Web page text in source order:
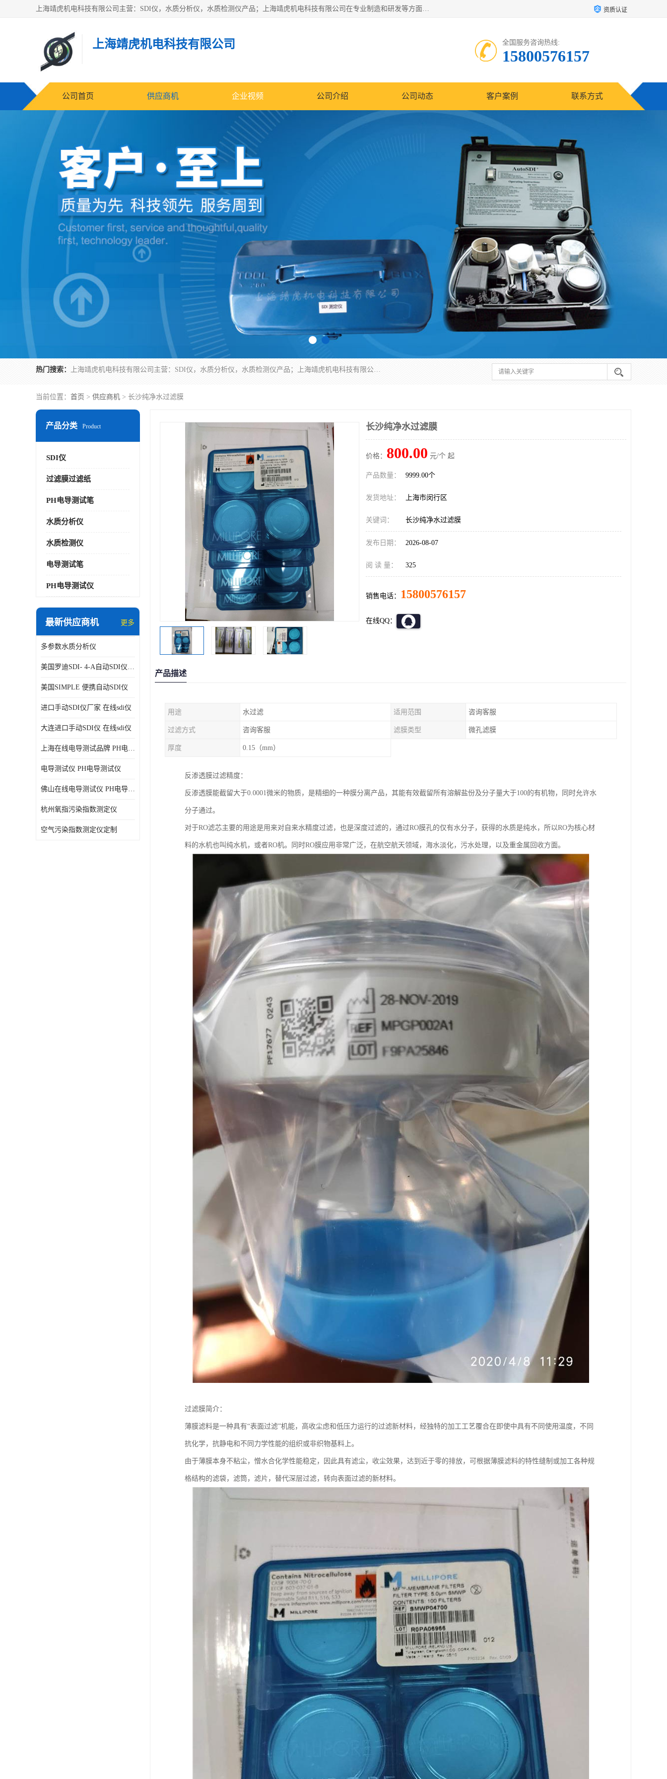
上海靖虎机电科技有限公司主营：SDI仪，水质分析仪，水质检测仪产品；上海靖虎机电科技有限公司在专业制造和研发等方面的强大的平台优势，利用自身在自动化仪表、自控系统及环保监测仪器的专长，以优良的技术，优越的产品质量和良好的服务质量与广大客户真诚合作。 资质认证
上海靖虎机电科技有限公司 全国服务咨询热线:
15800576157
公司首页 供应商机 企业视频 公司介绍 公司动态 客户案例 联系方式
热门搜索： 上海靖虎机电科技有限公司主营：SDI仪，水质分析仪，水质检测仪产品；上海靖虎机电科技有限公司在专业制造和研发等方面的强大的平台优势，利用自身在自动化仪表、自控系统及环保监测仪器的专长，以优良的技术，优越的产品质量和良好的服务质量与广大客户真诚合作。
当前位置： 首页 > 供应商机 > 长沙纯净水过滤膜
产品分类 Product
SDI仪
过滤膜过滤纸
PH电导测试笔
水质分析仪
水质检测仪
电导测试笔
PH电导测试仪
最新供应商机 更多
多参数水质分析仪
美国罗迪SDI- 4-A自动SDI仪在线分析仪污染指数仪
美国SIMPLE 便携自动SDI仪
进口手动SDI仪厂家 在线sdi仪
大连进口手动SDI仪 在线sdi仪
上海在线电导测试品牌 PH电导测试仪
电导测试仪 PH电导测试仪
佛山在线电导测试仪 PH电导测试仪
杭州氧指污染指数测定仪
空气污染指数测定仪定制
长沙纯净水过滤膜
价格： 800.00 元/个 起
产品数量： 9999.00个
发货地址： 上海市闵行区
关键词： 长沙纯净水过滤膜
发布日期： 2026-08-07
阅 读 量： 325
销售电话： 15800576157
在线QQ：
产品描述
用途 水过滤 适用范围 咨询客服
过滤方式 咨询客服 滤膜类型 微孔滤膜
厚度 0.15（mm）
反渗透膜过滤精度：
反渗透膜能截留大于0.0001微米的物质，是精细的一种膜分离产品，其能有效截留所有溶解盐份及分子量大于100的有机物，同时允许水
分子通过。
对于RO滤芯主要的用途是用来对自来水精度过滤，也是深度过滤的，通过RO膜孔的仅有水分子，获得的水质是纯水，所以RO为核心材
料的水机也叫纯水机，或者RO机。同时RO膜应用非常广泛，在航空航天领域，海水淡化，污水处理，以及重金属回收方面。
过滤膜简介：
薄膜滤料是一种具有“表面过滤”机能，高收尘虑和低压力运行的过滤新材料，经独特的加工工艺覆合在即使中具有不同使用温度，不同
抗化学，抗静电和不同力学性能的组织或非织物基料上。
由于薄膜本身不粘尘，憎水合化学性能稳定，因此具有滤尘，收尘效果，达到近于零的排放，可根据薄膜滤料的特性缝制或加工各种规
格结构的滤袋，滤筒，滤片，替代深层过滤，转向表面过滤的新材料。